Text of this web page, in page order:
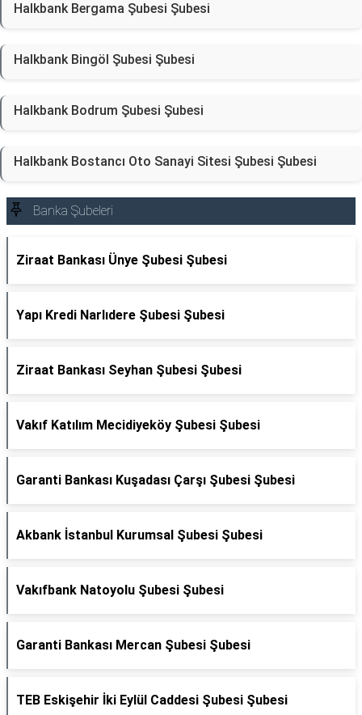
Halkbank Bergama Şubesi Şubesi
Halkbank Bingöl Şubesi Şubesi
Halkbank Bodrum Şubesi Şubesi
Halkbank Bostancı Oto Sanayi Sitesi Şubesi Şubesi
Banka Şubeleri
Ziraat Bankası Ünye Şubesi Şubesi
Yapı Kredi Narlıdere Şubesi Şubesi
Ziraat Bankası Seyhan Şubesi Şubesi
Vakıf Katılım Mecidiyeköy Şubesi Şubesi
Garanti Bankası Kuşadası Çarşı Şubesi Şubesi
Akbank İstanbul Kurumsal Şubesi Şubesi
Vakıfbank Natoyolu Şubesi Şubesi
Garanti Bankası Mercan Şubesi Şubesi
TEB Eskişehir İki Eylül Caddesi Şubesi Şubesi